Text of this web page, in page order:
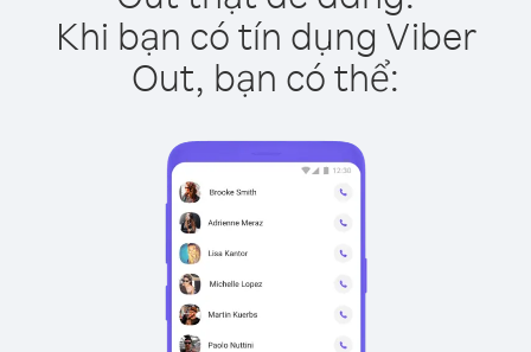
Khi bạn có tín dụng Viber
Out, bạn có thể: